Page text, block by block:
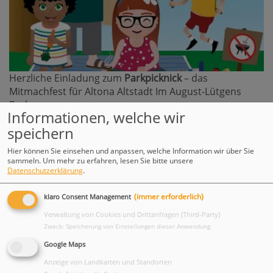
Herzliche Einladung zum Parkpicknick– das
Mitmachfest für Altona Altstadt Im August-Lütgens
Park
Freitag 26. Juni2026 14.30 bis 18:00 Uhr
weiterlesen
Unsere Ferienkurse
Informationen, welche wir
speichern
Hier können Sie einsehen und anpassen, welche Information wir über Sie
sammeln. Um mehr zu erfahren, lesen Sie bitte unsere
Datenschutzerklärung.
klaro Consent Management (immer erforderlich)
Verwaltung von Cookies und Drittanfragen (Third-Party)
Zweck: Speicherung von Einstellungen dieser Anwendung
Google Maps
Anzeige von Landkarten und Standorten